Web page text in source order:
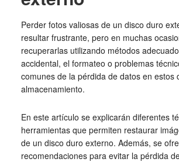
Perder fotos valiosas de un disco duro
resultar frustrante, pero en muchas
recuperarlas utilizando métodos
accidental, el formateo o problemas
comunes de la pérdida de datos en estos
almacenamiento.
En este artículo se explicarán diferentes
herramientas que permiten restaurar
de un disco duro externo. Además, se
recomendaciones para evitar la pérdida